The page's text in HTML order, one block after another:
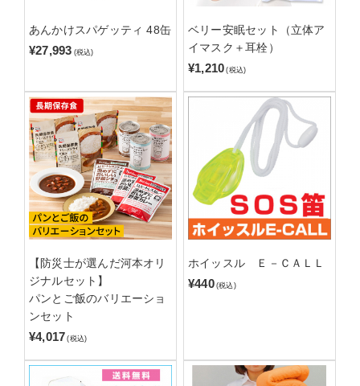
あんかけスパゲッティ 48缶
¥27,993 (税込)
ベリー安眠セット（立体ア
イマスク＋耳栓）
¥1,210 (税込)
【防災士が選んだ河本オリ
ジナルセット】
パンとご飯のバリエーショ
ンセット
¥4,017 (税込)
ホイッスル Ｅ－ＣＡＬＬ
¥440 (税込)